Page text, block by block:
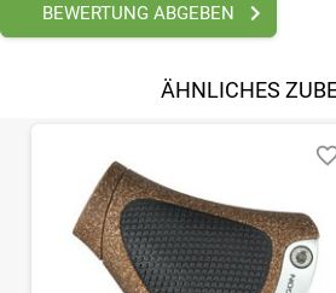
BEWERTUNG ABGEBEN
ÄHNLICHES